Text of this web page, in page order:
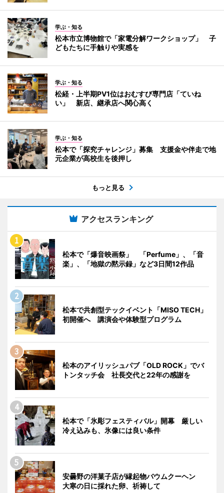
学ぶ・知る
松本市立博物館で「家電分解ワークショップ」 子
どもたちに手触りや実感を
学ぶ・知る
松経・上半期PV1位はおむすび専門店「ていね
い」 新店、継承店へ関心高く
学ぶ・知る
松本で「探究チャレンジ」募集 支援金や伴走で地
元企業が高校生を後押し
もっと見る
アクセスランキング
松本で「爆音映画祭」 「Perfume」、「音
楽」、「地獄の黙示録」など3日間12作品
松本で共創型テックイベント「MISO TECH」
初開催へ 講演会や体験型プログラム
松本のアイリッシュパブ「OLD ROCK」でバ
トンタッチ会 社長交代と22年の感謝を
松本で「氷彫フェスティバル」開幕 厳しい
冷え込みも、氷像には良い条件
安曇野の洋菓子店が縁起物バウムクーヘン
大寒の日に採れた卵、祈祷して